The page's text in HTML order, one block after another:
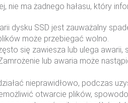
ma żadnego hałasu, który
dysku SSD jest zauważalny
może przebiegać wolno.
się zawiesza lub ulega
lub awaria może
nieprawidłowo, podczas
otwarcie plików,